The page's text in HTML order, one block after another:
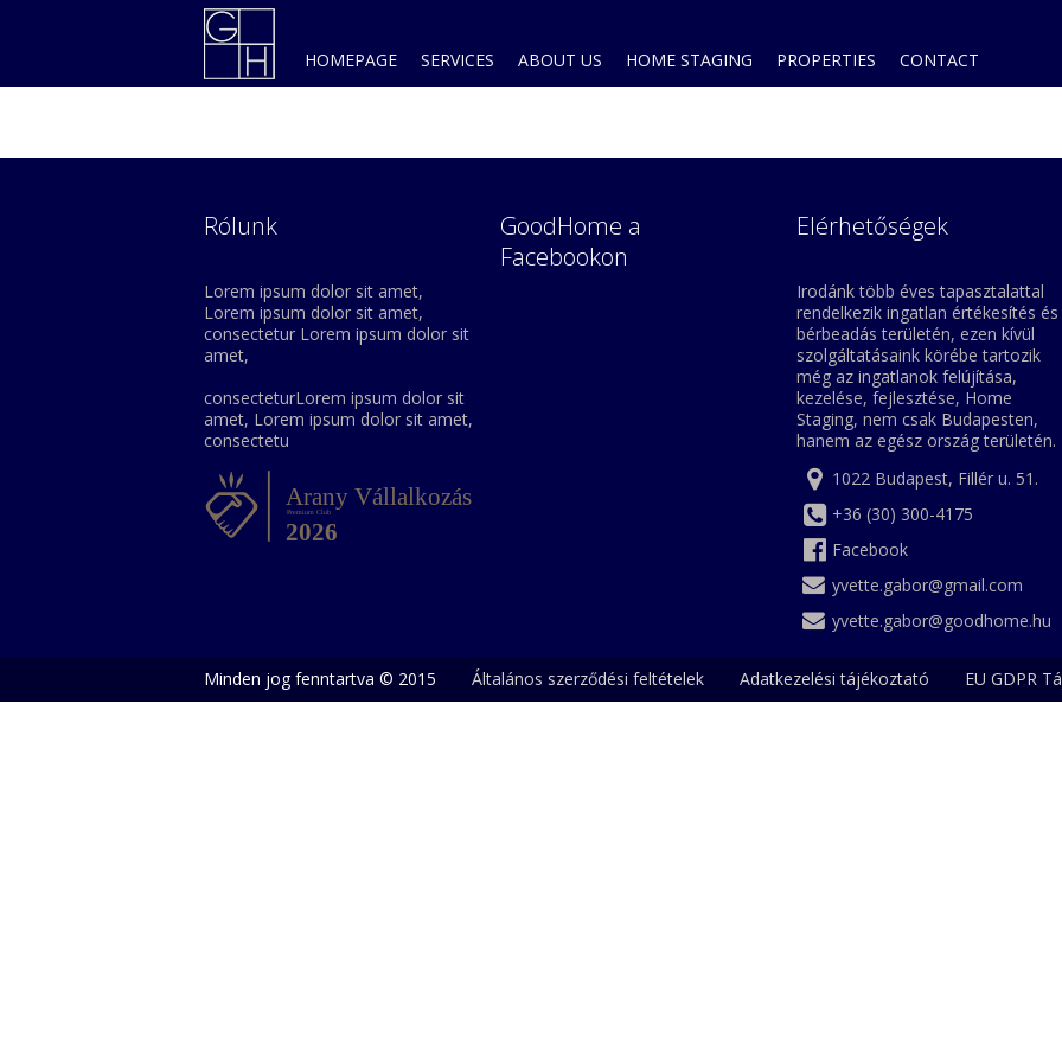
HOMEPAGE SERVICES ABOUT US HOME STAGING PROPERTIES CONTACT
Rólunk
Lorem ipsum dolor sit amet,
Lorem ipsum dolor sit amet,
consectetur Lorem ipsum dolor sit
amet,
consecteturLorem ipsum dolor sit
amet, Lorem ipsum dolor sit amet,
consectetu
GoodHome a
Facebookon
Elérhetőségek
Irodánk több éves tapasztalattal
rendelkezik ingatlan értékesítés és
bérbeadás területén, ezen kívül
szolgáltatásaink körébe tartozik
még az ingatlanok felújítása,
kezelése, fejlesztése, Home
Staging, nem csak Budapesten,
hanem az egész ország területén.
1022 Budapest, Fillér u. 51.
+36 (30) 300-4175
Facebook
yvette.gabor@gmail.com
yvette.gabor@goodhome.hu
Minden jog fenntartva © 2015 Általános szerződési feltételek Adatkezelési tájékoztató EU GDPR